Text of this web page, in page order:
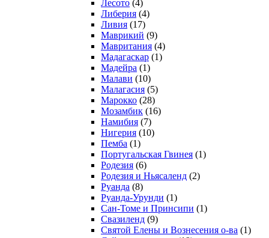
Лесото (4)
Либерия (4)
Ливия (17)
Маврикий (9)
Мавритания (4)
Мадагаскар (1)
Мадейра (1)
Малави (10)
Малагасия (5)
Марокко (28)
Мозамбик (16)
Намибия (7)
Нигерия (10)
Пемба (1)
Португальская Гвинея (1)
Родезия (6)
Родезия и Ньясаленд (2)
Руанда (8)
Руанда-Урунди (1)
Сан-Томе и Принсипи (1)
Свазиленд (9)
Святой Елены и Вознесения о-ва (1)